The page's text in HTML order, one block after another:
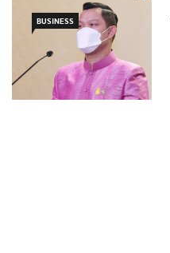
BUSINESS